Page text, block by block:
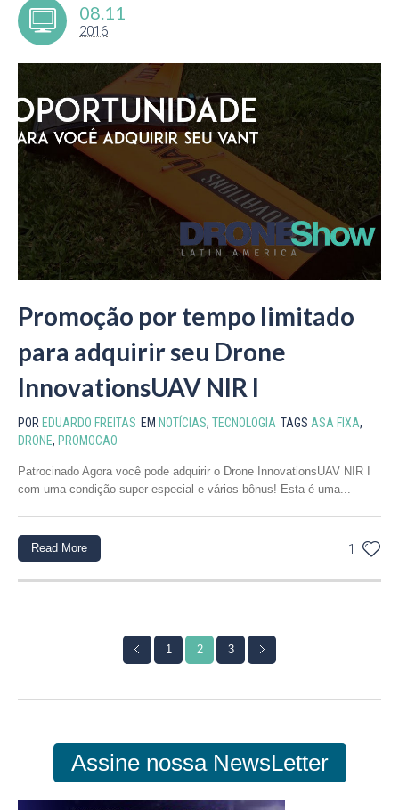
08.11
2016
Promoção por tempo limitado
para adquirir seu Drone
InnovationsUAV NIR I
POR EDUARDO FREITAS EM NOTÍCIAS, TECNOLOGIA TAGS ASA FIXA,
DRONE, PROMOCAO
Patrocinado Agora você pode adquirir o Drone InnovationsUAV NIR I
com uma condição super especial e vários bônus! Esta é uma...
1
Read More
1 2 3
Assine nossa NewsLetter